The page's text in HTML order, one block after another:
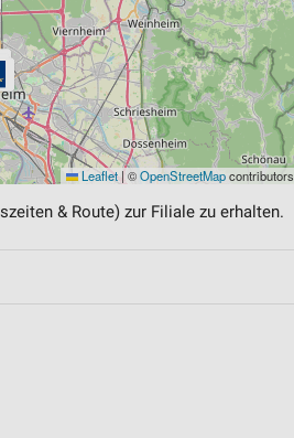
Leaflet| ©OpenStreetMapcontributors
& Route) zur Filiale zu erhalten.